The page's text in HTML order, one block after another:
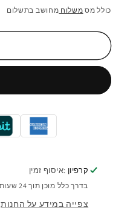
רגיל
כולל מס משלוח מחושב בתשלום
קרפיון :איסוף זמין
בדרך כלל מוכן תוך 24 שעות
צפייה במידע על החנות